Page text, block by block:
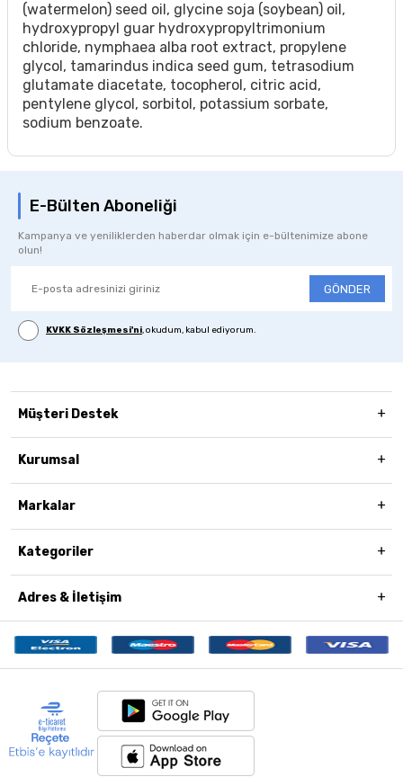
(watermelon) seed oil, glycine soja (soybean) oil,
hydroxypropyl guar hydroxypropyltrimonium
chloride, nymphaea alba root extract, propylene
glycol, tamarindus indica seed gum, tetrasodium
glutamate diacetate, tocopherol, citric acid,
pentylene glycol, sorbitol, potassium sorbate,
sodium benzoate.
E-Bülten Aboneliği
Kampanya ve yeniliklerden haberdar olmak için e-bültenimize abone
olun!
GÖNDER
KVKK Sözleşmesi'ni, okudum, kabul ediyorum.
Müşteri Destek
Kurumsal
Markalar
Kategoriler
Adres & İletişim